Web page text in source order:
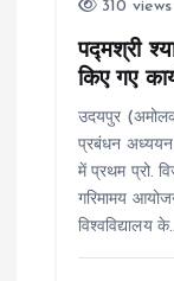
310 views
पद्मश्री
किए गए
उदयपुर
प्रबंधन अध्ययन
में प्रथम प्रो.
गरिमामय
विश्वविद्यालय